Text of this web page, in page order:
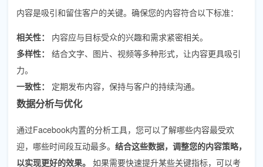
内容是吸引和留住客户的关键。确保您的内容符合以下标准：
相关性：
内容应与目标受众的兴趣和需求紧密相关。
多样性：
结合文字、图片、视频等多种形式，让内容更具吸引
力。
一致性：
定期发布内容，保持与客户的持续沟通。
数据分析与优化
通过Facebook内置的分析工具，您可以了解哪些内容最受欢
迎，哪些时间段互动最多。 结合这些数据，调整您的内容策略，
以实现更好的效果。 如果需要快速提升某些关键指标，可以考